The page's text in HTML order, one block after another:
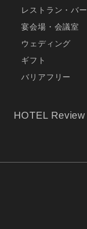
レストラン・バー
宴会場・会議室
ウェディング
ギフト
バリアフリー
HOTEL Review